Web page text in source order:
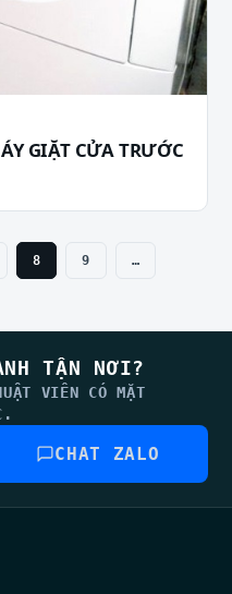
GIẶT CỬA TRƯỚC
8 9
…
TẬN NƠI?
VIÊN CÓ MẶT
CHAT ZALO